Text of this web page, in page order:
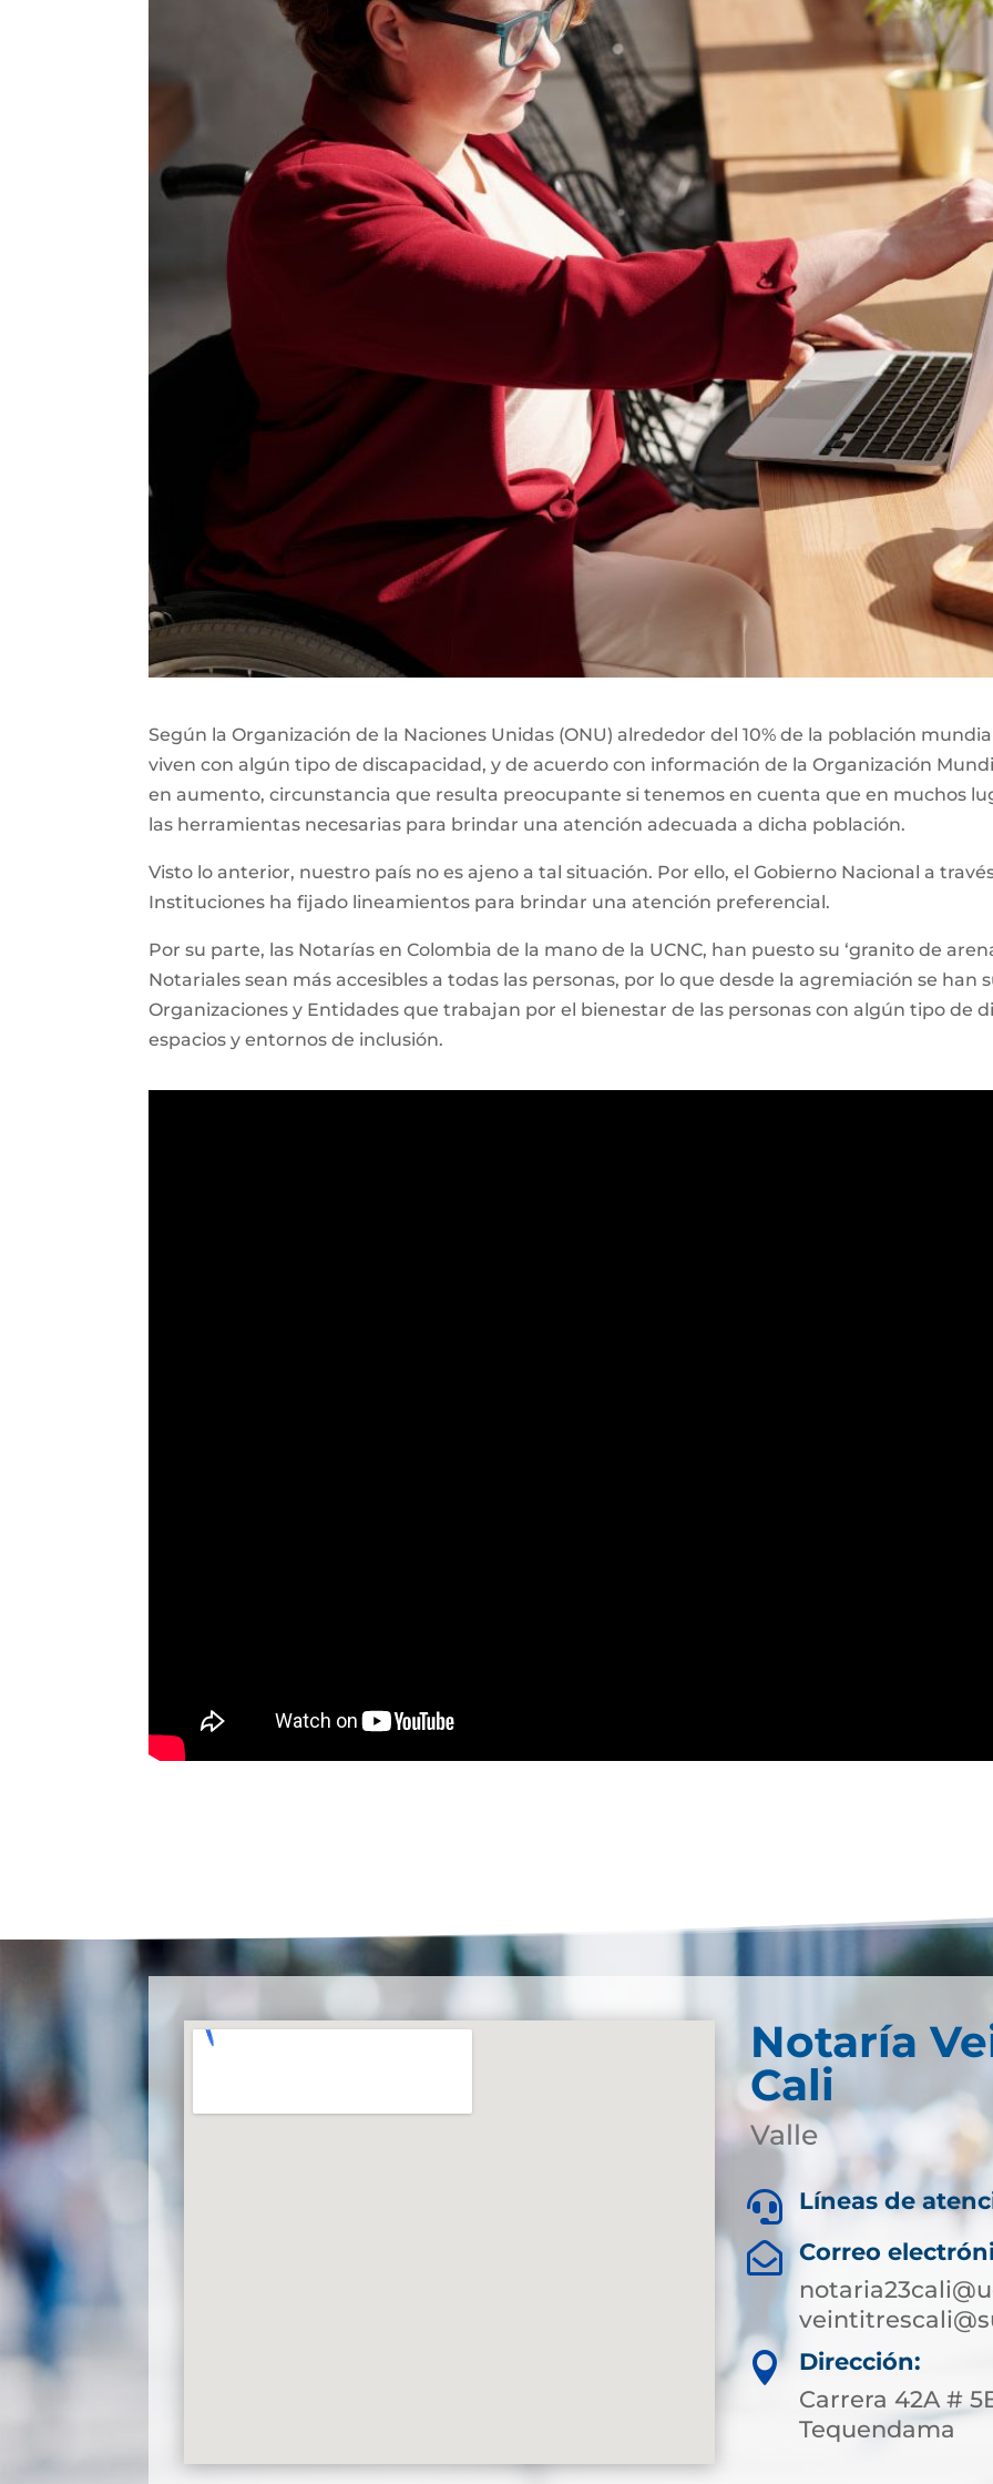
Según la Organización de la Naciones Unidas (ONU) alrededor del 10% de la población
viven con algún tipo de discapacidad, y de acuerdo con información de la Organización
en aumento, circunstancia que resulta preocupante si tenemos en cuenta que en muchos
las herramientas necesarias para brindar una atención adecuada a dicha población.
Visto lo anterior, nuestro país no es ajeno a tal situación. Por ello, el Gobierno Nacional a
Instituciones ha fijado lineamientos para brindar una atención preferencial.
Por su parte, las Notarías en Colombia de la mano de la UCNC, han puesto su ‘granito de
Notariales sean más accesibles a todas las personas, por lo que desde la agremiación se han
Organizaciones y Entidades que trabajan por el bienestar de las personas con algún tipo de
espacios y entornos de inclusión.
Notaría
Cali
Valle
 Líneas de

Correo

Dirección:
Carrera 42A #
Tequendama